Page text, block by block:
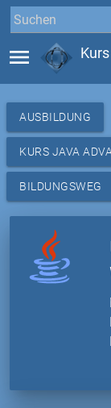
menu
AUSBILDUNG
KURS JAVA
BILDUNGSWEG